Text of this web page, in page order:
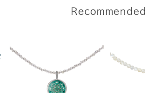
Recommended